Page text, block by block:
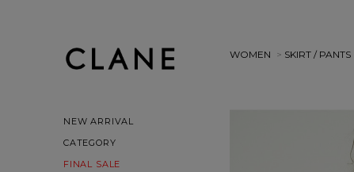
NEW ARRIVAL
CATEGORY
FINAL SALE
WOMEN > SKIRT / PANTS